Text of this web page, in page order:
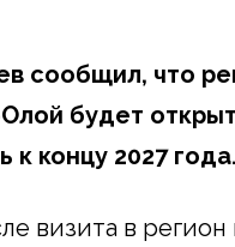
сообщил, что
будет
к концу 2027 года.
визита в